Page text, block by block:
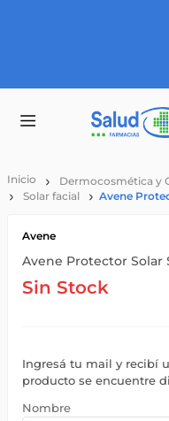
Dermocosmética y
Solar facial
Avene
Avene
Avene Protector Solar
Sin Stock
Ingresá tu mail y recibí
producto se encuentre